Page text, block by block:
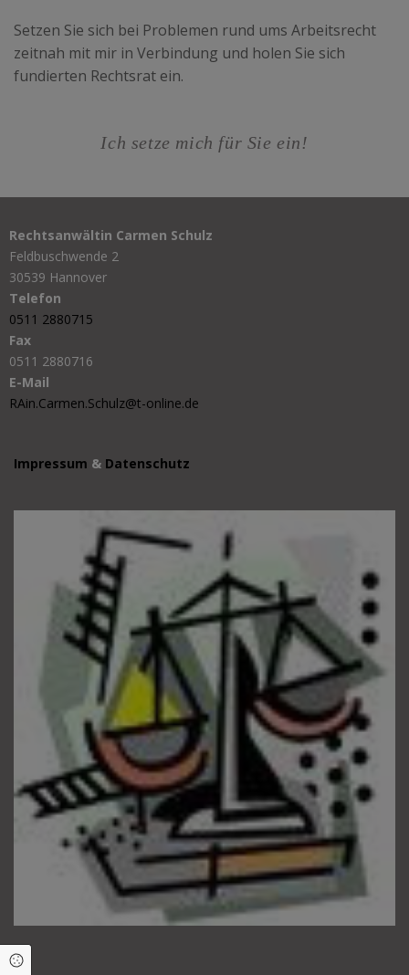
Setzen Sie sich bei Problemen rund ums Arbeitsrecht
zeitnah mit mir in Verbindung und holen Sie sich
fundierten Rechtsrat ein.
Ich setze mich für Sie ein!
Rechtsanwältin Carmen Schulz
Feldbuschwende 2
30539 Hannover
Telefon
0511 2880715
Fax
0511 2880716
E-Mail
RAin.Carmen.Schulz@t-online.de
Impressum & Datenschutz